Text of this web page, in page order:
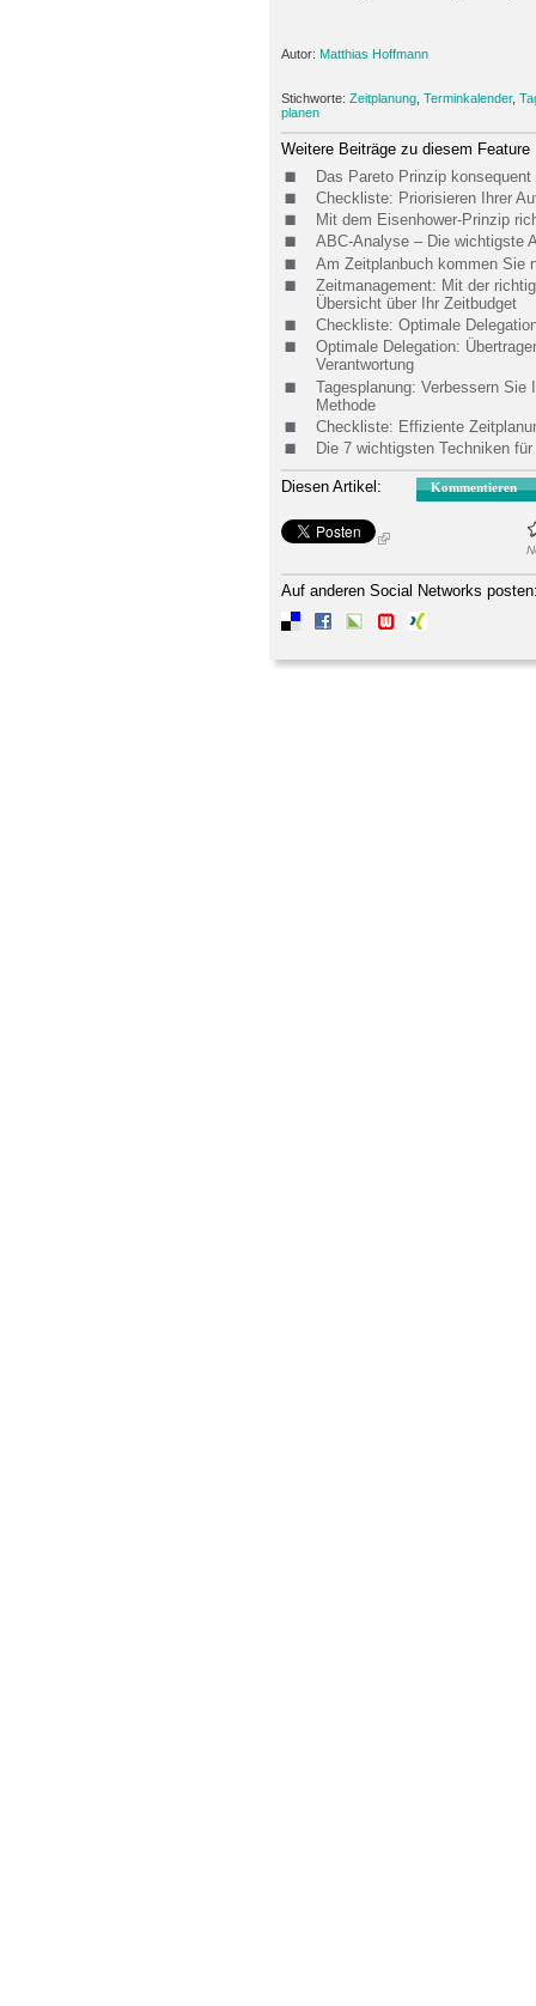
Autor: Matthias Hoffmann
Stichworte: Zeitplanung Terminkalender,
planen
Weitere Beiträge zu diesem Feature
Das Pareto Prinzip
Checkliste: Priorisieren Ihrer
Mit dem Eisenhower-Prinzip
ABC-Analyse – Die wichtigste
Am Zeitplanbuch kommen Sie
Zeitmanagement: Mit der
Übersicht über Ihr Zeitbudget
Checkliste: Optimale
Optimale Delegation:
Verantwortung
Tagesplanung: Verbessern Sie
Methode
Checkliste: Effiziente
Die 7 wichtigsten Techniken
Diesen Artikel: Kommentieren
Auf anderen Social Networks